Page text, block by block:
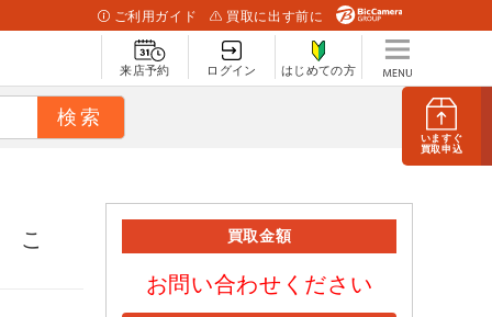
いますぐ
買取申込
ご利用ガイド 買取に出す前に
来店予約 ログイン はじめての方
こ 買取金額
お問い合わせください